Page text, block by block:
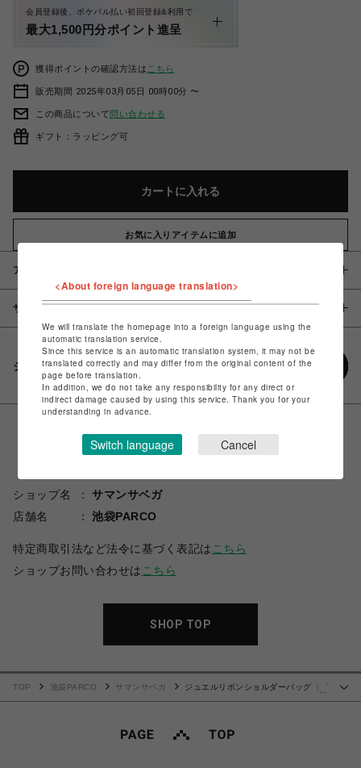
会員登録後、ポケパル払い初回登録&利用で
最大1,500円分ポイント進呈
獲得ポイントの確認方法は こちら
販売期間 2025年03月05日 00時00分 〜
この商品について問い合わせる
ギフト：ラッピング可
カートに入れる
お気に入りアイテムに追加
アイテム説明 / 素材
サイズ
シェアする
ショップ名
サマンサベガ
店舗名
池袋PARCO
特定商取引法など法令に基づく表記は こちら
ショップお問い合わせは こちら
SHOP TOP
TOP 池袋PARCO サマンサベガ
ジュエルリボンショルダーバッグ【ピ
<About foreign language translation>
We will translate the homepage into a foreign language using the
automatic translation service.
Since this service is an automatic translation system, it may not be
translated correctly and may differ from the original content of the
page before translation.
In addition, we do not take any responsibility for any direct or
indirect damage caused by using this service. Thank you for your
understanding in advance.
Switch language Cancel